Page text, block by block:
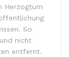
Herzogtum
So
nicht
entfernt.